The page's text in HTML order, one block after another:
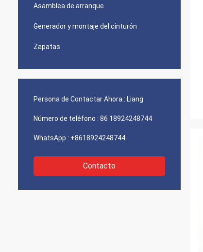
Asamblea de arranque
Generador y montaje del cinturón
Zapatas
Persona de Contactar Ahora : Liang
Número de teléfono : 86 18924248744
WhatsApp : +8618924248744
Contacto